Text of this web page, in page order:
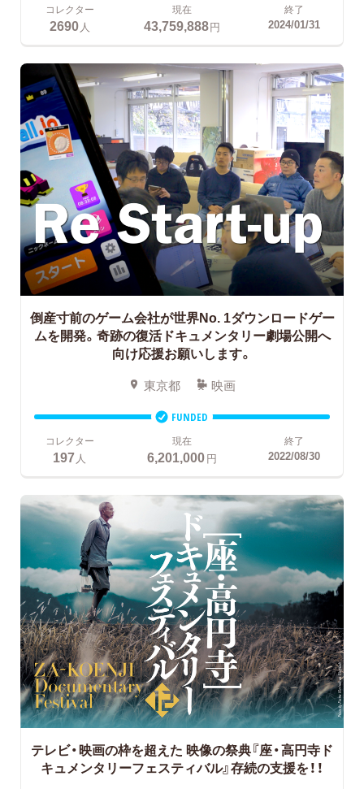
コレクター
2690 人
現在
43,759,888円
終了
2024/01/31
倒産寸前のゲーム会社が世界No. 1ダウンロードゲー
ムを開発。奇跡の復活ドキュメンタリー劇場公開へ
向け応援お願いします。
東京都 映画
FUNDED
コレクター
197人
現在
6,201,000円
終了
2022/08/30
テレビ・映画の枠を超えた 映像の祭典『座・高円寺ド
キュメンタリーフェスティバル』存続の支援を！！